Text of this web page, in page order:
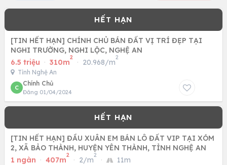
[TIN HẾT HẠN] CHÍNH CHỦ BÁN ĐẤT VỊ TRÍ ĐẸP TẠI
NGHI TRƯỜNG, NGHI LỘC, NGHỆ AN
6.5 triệu · 310m
2
· 20.968/m
2
Tỉnh Nghệ An
C
Chính Chủ
Đăng 01/04/2024
[TIN HẾT HẠN] ĐẦU XUÂN EM BÁN LÔ ĐẤT VIP TẠI XÓM
2, XÃ BẢO THÀNH, HUYỆN YÊN THÀNH, TỈNH NGHỆ AN
1 ngàn · 407m
2
· 2/m
2
· 11m